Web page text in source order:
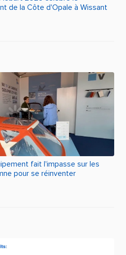
de la Côte d'Opale à Wissant
fait l'impasse sur les
pour se réinventer